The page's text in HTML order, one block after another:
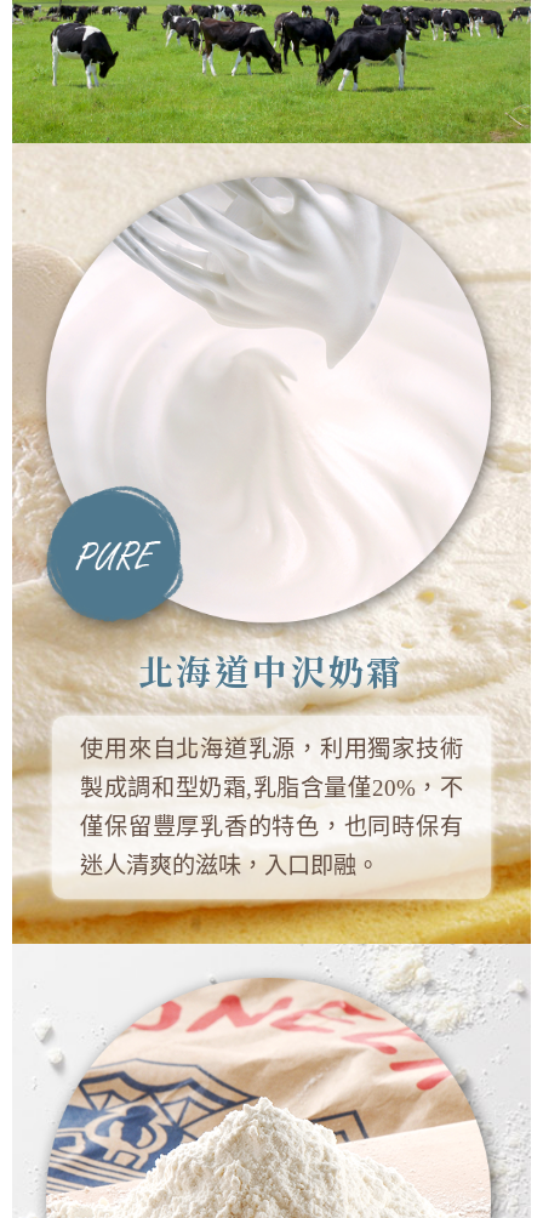
北海道中沢奶霜
使用來自北海道乳源，利用獨家技術
製成調和型奶霜,乳脂含量僅20%，不
僅保留豐厚乳香的特色，也同時保有
迷人清爽的滋味，入口即融。